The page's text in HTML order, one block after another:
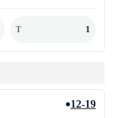
T 1
●12-19